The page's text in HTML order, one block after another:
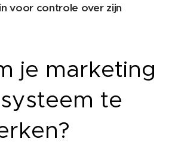
voor controle over zijn
je marketing
te